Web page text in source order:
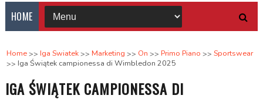
HOME
Home Iga Swiatek Marketing On Primo Piano
Sportswear
Iga Świątek campionessa di Wimbledon 2025
IGA ŚWIĄTEK CAMPIONESSA DI